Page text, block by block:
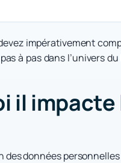
impérativement
pas dans l’univers du
il impacte
données